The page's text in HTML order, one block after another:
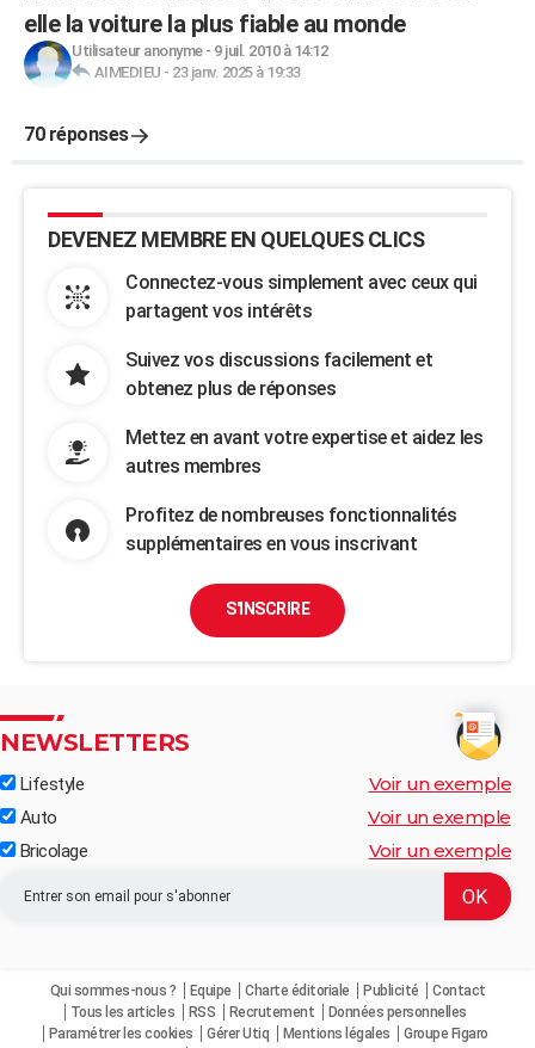
elle la voiture la plus fiable au monde
Utilisateur anonyme- 9 juil. 2010 à 14:12
AIMEDIEU - 23 janv. 2025 à 19:33
70 réponses
DEVENEZ MEMBRE EN QUELQUES CLICS
Connectez-vous simplement avec ceux qui
partagent vos intérêts
Suivez vos discussions facilement et
obtenez plus de réponses
Mettez en avant votre expertise et aidez les
autres membres
Profitez de nombreuses fonctionnalités
supplémentaires en vous inscrivant
S'INSCRIRE
NEWSLETTERS
Lifestyle Voir un exemple
Auto Voir un exemple
Bricolage Voir un exemple
Qui sommes-nous ? Equipe Charte éditoriale Publicité
Contact
Tous les articles
RSS Recrutement
Données personnelles
Paramétrer les cookies
Gérer Utiq Mentions légales
Groupe Figaro